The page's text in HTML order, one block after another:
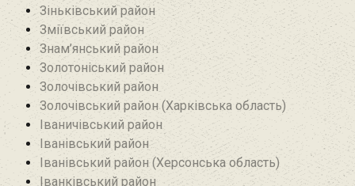
Зіньківський район‎
Зміївський район
Знам’янський район
Золотоніський район
Золочівський район
Золочівський район (Харківська область)
Іваничівський район‎
Іванівський район
Іванівський район (Херсонська область)
Іванківський район